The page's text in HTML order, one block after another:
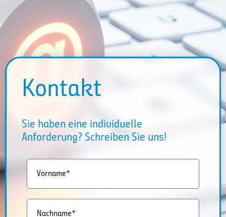
Kontakt
Sie haben eine individuelle
Anforderung? Schreiben Sie uns!
Vorname*
Nachname*